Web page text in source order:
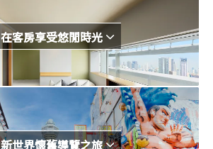
在客房享受悠閒時光
新世界懷舊導覽之旅